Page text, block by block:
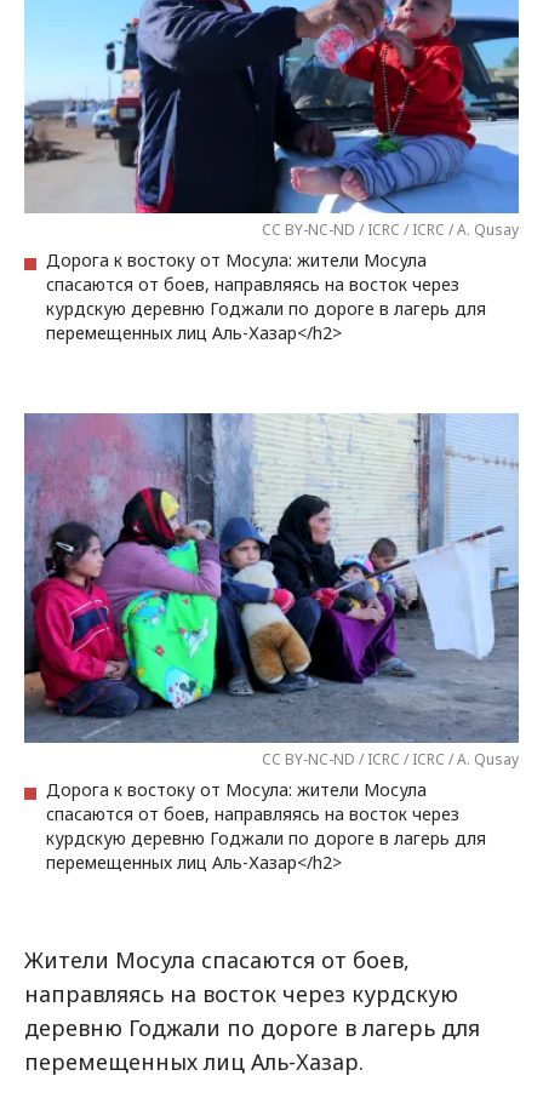
CC BY-NC-ND / ICRC / ICRC / A. Qusay
Дорога к востоку от Мосула: жители Мосула
спасаются от боев, направляясь на восток через
курдскую деревню Годжали по дороге в лагерь для
перемещенных лиц Аль-Хазар</h2>
CC BY-NC-ND / ICRC / ICRC / A. Qusay
Дорога к востоку от Мосула: жители Мосула
спасаются от боев, направляясь на восток через
курдскую деревню Годжали по дороге в лагерь для
перемещенных лиц Аль-Хазар</h2>
Жители Мосула спасаются от боев,
направляясь на восток через курдскую
деревню Годжали по дороге в лагерь для
перемещенных лиц Аль-Хазар.